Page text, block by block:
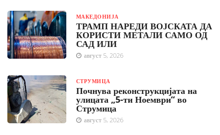
МАКЕДОНИЈА
ТРАМП НАРЕДИ ВОЈСКАТА ДА
КОРИСТИ МЕТАЛИ САМО ОД
САД ИЛИ
август 5, 2026
СТРУМИЦА
Почнува реконструкцијата на
улицата „5-ти Ноември“ во
Струмица
август 5, 2026